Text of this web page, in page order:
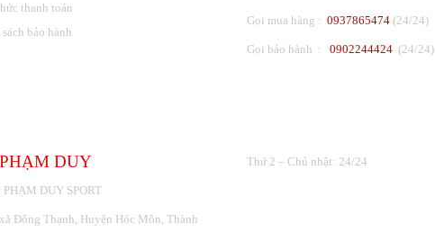
thanh toán
bảo hành
Gọi mua hàng : 0937865474 (24/24)
Gọi bảo hành : 0902244424 (24/24)
DUY
DUY SPORT
Đông Thạnh, Huyện Hóc Môn, Thành
Thứ 2 – Chủ nhật: 24/24